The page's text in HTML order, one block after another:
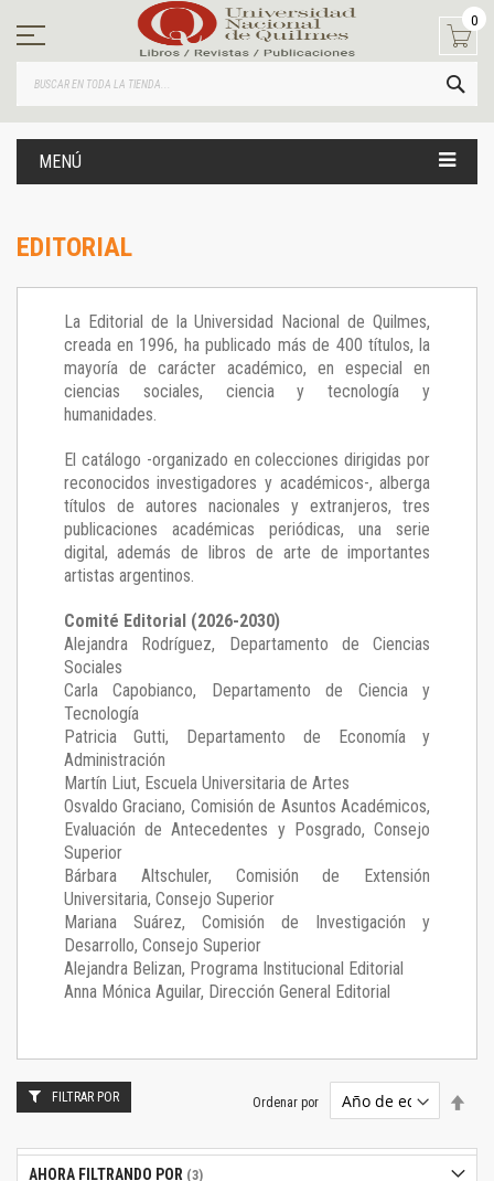
contenido
0
MENÚ
EDITORIAL
La Editorial de la Universidad Nacional de Quilmes,
creada en 1996, ha publicado más de 400 títulos, la
mayoría de carácter académico, en especial en
ciencias sociales, ciencia y tecnología y
humanidades.
El catálogo -organizado en colecciones dirigidas por
reconocidos investigadores y académicos-, alberga
títulos de autores nacionales y extranjeros, tres
publicaciones académicas periódicas, una serie
digital, además de libros de arte de importantes
artistas argentinos.
Comité Editorial (2026-2030)
Alejandra Rodríguez, Departamento de Ciencias
Sociales
Carla Capobianco, Departamento de Ciencia y
Tecnología
Patricia Gutti, Departamento de Economía y
Administración
Martín Liut, Escuela Universitaria de Artes
Osvaldo Graciano, Comisión de Asuntos Académicos,
Evaluación de Antecedentes y Posgrado, Consejo
Superior
Bárbara Altschuler, Comisión de Extensión
Universitaria, Consejo Superior
Mariana Suárez, Comisión de Investigación y
Desarrollo, Consejo Superior
Alejandra Belizan, Programa Institucional Editorial
Anna Mónica Aguilar, Dirección General Editorial
Ordenar por
FILTRAR POR
AHORA FILTRANDO POR